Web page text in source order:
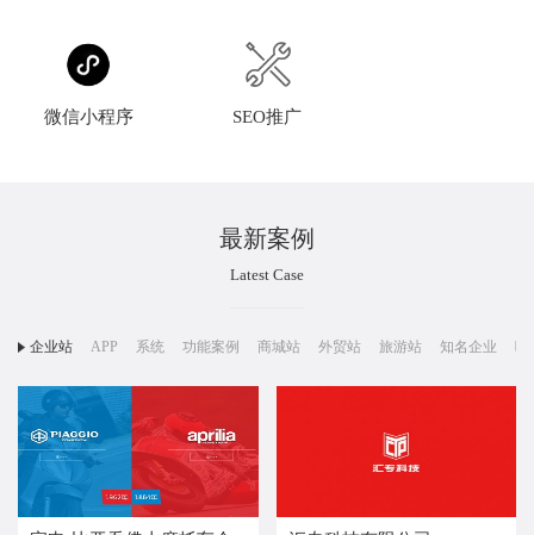
微信小程序 SEO推广
最新案例
Latest Case
企业站 APP 系统 功能案例 商城站 外贸站 旅游站 知名企业 响